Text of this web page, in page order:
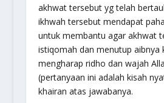
akhwat tersebut yg telah
ikhwah tersebut mendapat
untuk membantu agar akhwat
istiqomah dan menutup aibnya
mengharap ridho dan wajah
(pertanyaan ini adalah kisah
khairan atas jawabanya.